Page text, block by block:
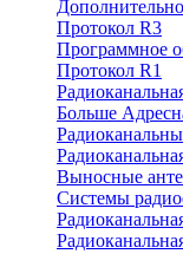
Протокол R3
Программное
Протокол R1
Больше
Выносные
Системы